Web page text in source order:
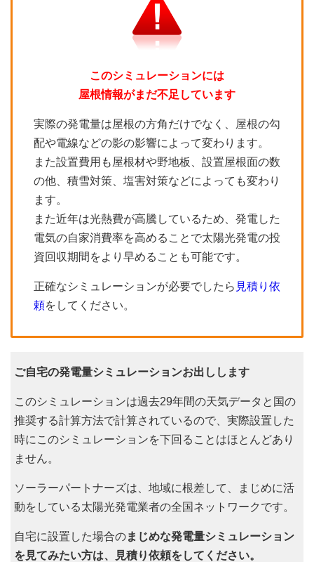
このシミュレーションには
屋根情報がまだ不足しています
実際の発電量は屋根の方角だけでなく、屋根の勾
配や電線などの影の影響によって変わります。
また設置費用も屋根材や野地板、設置屋根面の数
の他、積雪対策、塩害対策などによっても変わり
ます。
また近年は光熱費が高騰しているため、発電した
電気の自家消費率を高めることで太陽光発電の投
資回収期間をより早めることも可能です。
正確なシミュレーションが必要でしたら 見積り依
頼をしてください。
ご自宅の発電量シミュレーションお出しします
このシミュレーションは過去29年間の天気データと国の
推奨する計算方法で計算されているので、実際設置した
時にこのシミュレーションを下回ることはほとんどあり
ません。
ソーラーパートナーズは、地域に根差して、まじめに活
動をしている太陽光発電業者の全国ネットワークです。
自宅に設置した場合のまじめな発電量シミュレーション
を見てみたい方は、見積り依頼をしてください。